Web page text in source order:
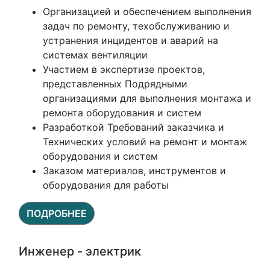
Организацией и обеспечением выполнения
задач по ремонту, техобслуживанию и
устранения инцидентов и аварий на
системах вентиляции
Участием в экспертизе проектов,
представленных Подрядными
организациями для выполнения монтажа и
ремонта оборудования и систем
Разработкой Требований заказчика и
Технических условий на ремонт и монтаж
оборудования и систем
Заказом материалов, инструментов и
оборудования для работы
ПОДРОБНЕЕ
Инженер - электрик